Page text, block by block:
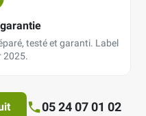
testé et garanti. Label
2025.
05 24 07 01 02